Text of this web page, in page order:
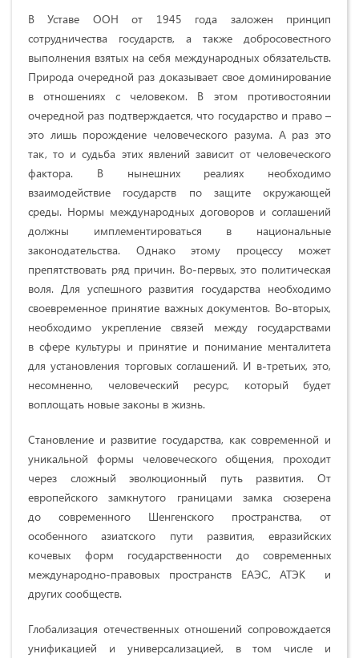
В Уставе ООН от 1945 года заложен принцип
сотрудничества государств, а также добросовестного
выполнения взятых на себя международных обязательств.
Природа очередной раз доказывает свое доминирование
в отношениях с человеком. В этом противостоянии
очередной раз подтверждается, что государство и право –
это лишь порождение человеческого разума. А раз это
так, то и судьба этих явлений зависит от человеческого
фактора. В нынешних реалиях необходимо
взаимодействие государств по защите окружающей
среды. Нормы международных договоров и соглашений
должны имплементироваться в национальные
законодательства. Однако этому процессу может
препятствовать ряд причин. Во-первых, это политическая
воля. Для успешного развития государства необходимо
своевременное принятие важных документов. Во-вторых,
необходимо укрепление связей между государствами
в сфере культуры и принятие и понимание менталитета
для установления торговых соглашений. И в-третьих, это,
несомненно, человеческий ресурс, который будет
воплощать новые законы в жизнь.
Становление и развитие государства, как современной и
уникальной формы человеческого общения, проходит
через сложный эволюционный путь развития. От
европейского замкнутого границами замка сюзерена
до современного Шенгенского пространства, от
особенного азиатского пути развития, евразийских
кочевых форм государственности до современных
международно-правовых пространств ЕАЭС, АТЭК и
других сообществ.
Глобализация отечественных отношений сопровождается
унификацией и универсализацией, в том числе и